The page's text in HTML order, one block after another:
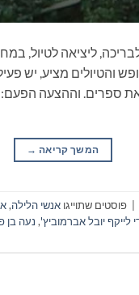
ליציאה לטיול,
והטיולים מציע, יש
המשך קריאה →
פוסטים שתוייגו אנשי הלילה,
לייקף יובל אברמוביץ', נעה בן